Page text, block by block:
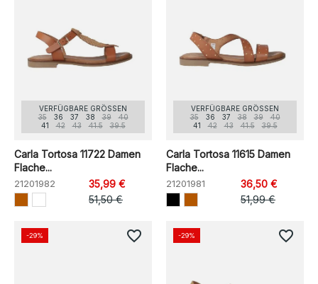
VERFÜGBARE GRÖSSEN
35
36 37 38 39
40
41
42 43 41.5 39.5
Carla Tortosa 11722 Damen
Flache...
21201982
35,99 €
51,50 €
VERFÜGBARE GRÖSSEN
35
36 37 38 39
40
41
42 43 41.5 39.5
Carla Tortosa 11615 Damen
Flache...
21201981
36,50 €
51,99 €
-29% favorite_border -29% favorite_border